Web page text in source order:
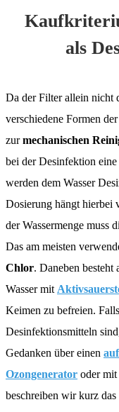
als
Da der Filter allein nicht
verschiedene Formen
zurmechanischen
bei der Desinfektion eine
werden dem Wasser
Dosierung hängt hierbei
der Wassermenge muss
Das am meisten
Chlor. Daneben
Wasser mit
Keimen zu befreien.
Desinfektionsmitteln
Gedanken über einen
Ozongenerator oder mit
beschreiben wir kurz das